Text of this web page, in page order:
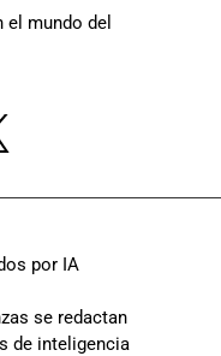
el mundo del
por IA
se redactan
de inteligencia